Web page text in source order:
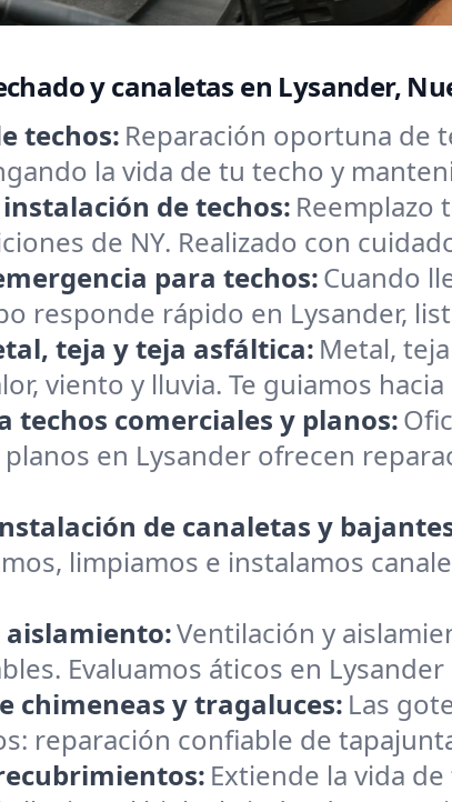
y canaletas en Lysander,
techos: Reparación oportuna de
la vida de tu techo y
de techos: Reemplazo
de NY. Realizado con
para techos:Cuando
responde rápido en Lysander,
teja y teja asfáltica: Metal,
viento y lluvia. Te guiamos
techos comerciales y planos:
en Lysander ofrecen
de canaletas y
limpiamos e instalamos
Ventilación y
Evaluamos áticos en
chimeneas y tragaluces: Las
reparación confiable de
Extiende la vida